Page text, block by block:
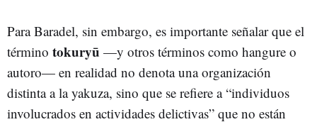
Para Baradel, sin embargo, es importante señalar que el
término tokuryū —y otros términos como hangure o
autoro— en realidad no denota una organización
distinta a la yakuza, sino que se refiere a “individuos
involucrados en actividades delictivas” que no están